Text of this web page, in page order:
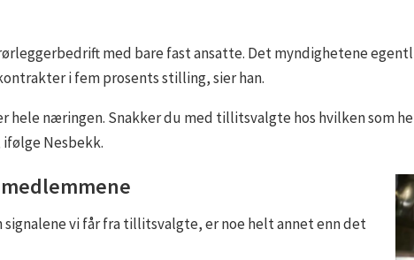
med bare fast ansatte. Det myndighetene
i fem prosents stilling, sier han.
hele næringen. Snakker du med tillitsvalgte hos hvilken som
Nesbekk.
signalene vi får fra tillitsvalgte, er noe helt annet enn det